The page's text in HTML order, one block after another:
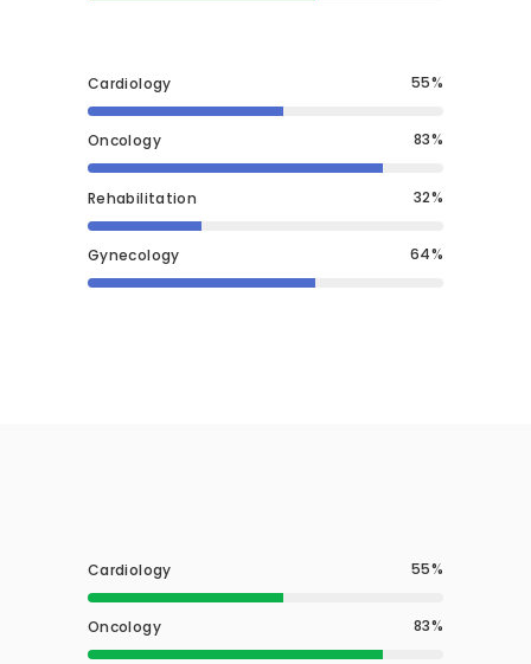
Cardiology 55
Oncology 83
Rehabilitation 32
Gynecology 64
Cardiology 55
Oncology 83